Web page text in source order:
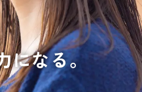
中途採用
会社概要
になる。